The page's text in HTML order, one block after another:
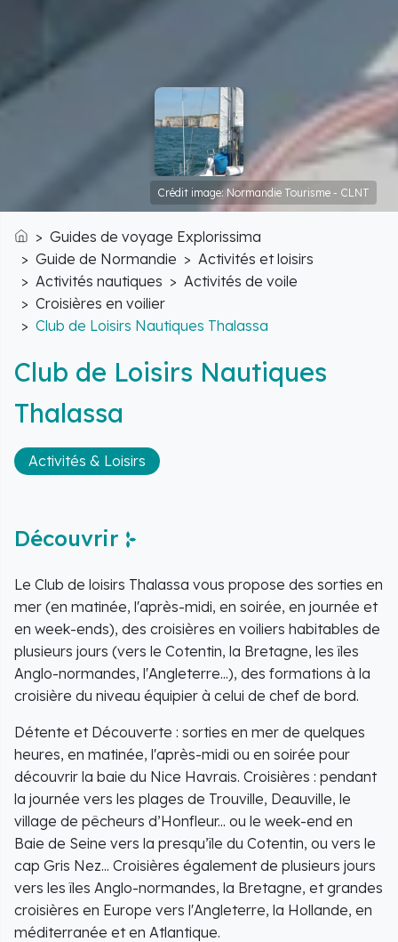
Crédit image: Normandie Tourisme - CLNT
Accueil
Guides de voyage Explorissima
Guide de Normandie
Activités et loisirs
Activités nautiques
Activités de voile
Croisières en voilier
Club de Loisirs Nautiques Thalassa
Club de Loisirs Nautiques
Thalassa
Activités & Loisirs
Découvrir
Le Club de loisirs Thalassa vous propose des sorties en
mer (en matinée, l'après-midi, en soirée, en journée et
en week-ends), des croisières en voiliers habitables de
plusieurs jours (vers le Cotentin, la Bretagne, les îles
Anglo-normandes, l'Angleterre...), des formations à la
croisière du niveau équipier à celui de chef de bord.
Détente et Découverte : sorties en mer de quelques
heures, en matinée, l'après-midi ou en soirée pour
découvrir la baie du Nice Havrais. Croisières : pendant
la journée vers les plages de Trouville, Deauville, le
village de pêcheurs d’Honfleur... ou le week-end en
Baie de Seine vers la presqu’île du Cotentin, ou vers le
cap Gris Nez... Croisières également de plusieurs jours
vers les îles Anglo-normandes, la Bretagne, et grandes
croisières en Europe vers l'Angleterre, la Hollande, en
méditerranée et en Atlantique.